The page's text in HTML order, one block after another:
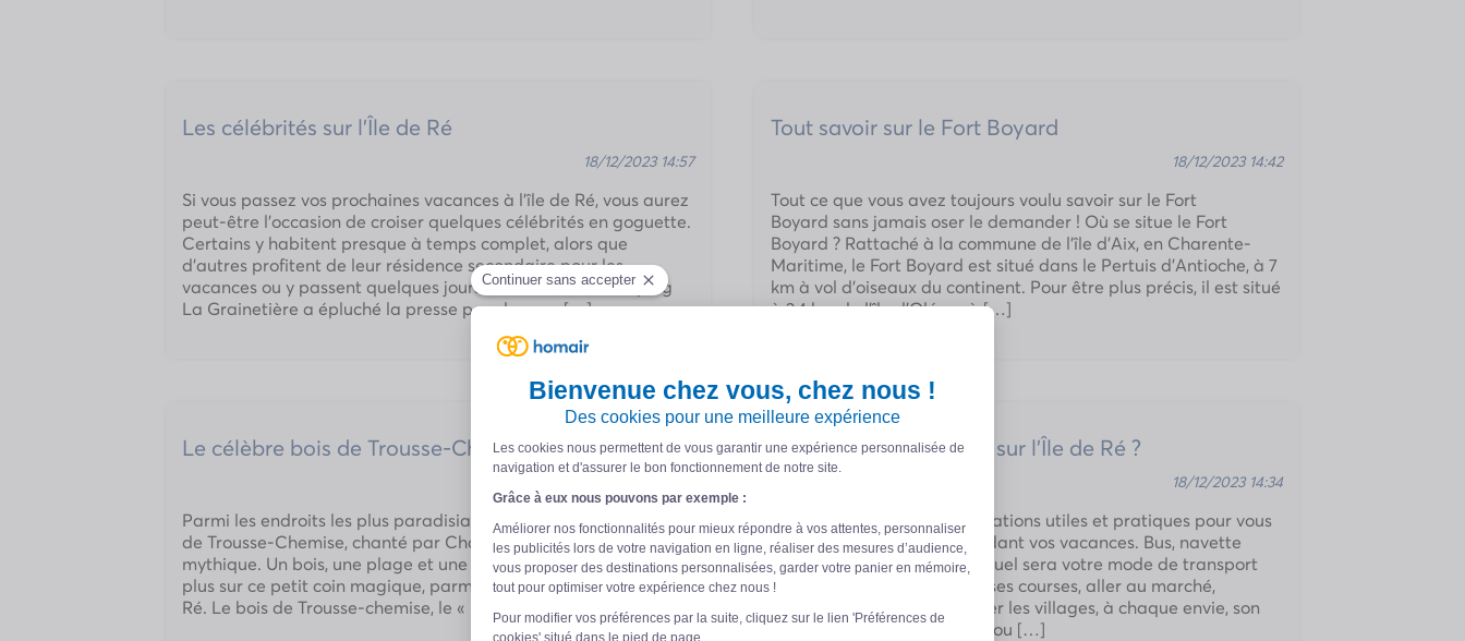
Les célébrités sur l’Île de Ré
18/12/2023 14:57
Si vous passez vos prochaines vacances à l’île de Ré, vous aurez
peut-être l’occasion de croiser quelques célébrités en goguette.
Certains y habitent presque à temps complet, alors que
d’autres profitent de leur résidence secondaire pour les
vacances ou y passent quelques jours en famille. Le Camping
La Grainetière a épluché la presse people pour […]
Tout savoir sur le Fort Boyard
18/12/2023 14:42
Tout ce que vous avez toujours voulu savoir sur le Fort
Boyard sans jamais oser le demander ! Où se situe le Fort
Boyard ? Rattaché à la commune de l’île d’Aix, en Charente-
Maritime, le Fort Boyard est situé dans le Pertuis d’Antioche, à 7
km à vol d’oiseaux du continent. Pour être plus précis, il est situé
à 2,4 km de l’île d’Oléron à […]
Le célèbre bois de Trousse-Chemise
Parmi les endroits les plus paradisiaques de l’île de Ré, le bois
de Trousse-Chemise, chanté par Charles Aznavour, est devenu
mythique. Un bois, une plage et une chanson : on vous en dit
plus sur ce petit coin magique, parmi les plus secrets de l’île de
Ré. Le bois de Trousse-chemise, le « bout du bout » de […]
Comment se déplacer sur l’Île de Ré ?
18/12/2023 14:34
Découvrez toutes les informations utiles et pratiques pour vous
déplacer sur l’île de Ré pendant vos vacances. Bus, navette
électrique, vélo ou voiture, quel sera votre mode de transport
préféré cet été ? Pour faire ses courses, aller au marché,
rejoindre les plages ou visiter les villages, à chaque envie, son
moyen de locomotion. Avec ou […]